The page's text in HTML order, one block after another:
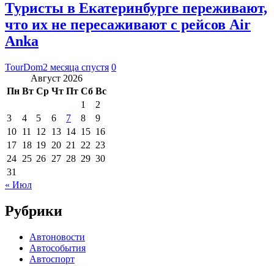
Туристы в Екатеринбурге переживают,
что их не пересаживают с рейсов Air
Anka
TourDom2 месяца спустя 0
Август 2026
Пн Вт Ср Чт Пт Сб Вс
1
2
3
4 5 6 7 8
9
10 11 12 13 14 15 16
17 18 19 20 21 22 23
24 25 26 27 28 29 30
31
« Июл
Рубрики
Автоновости
Автособытия
Автоспорт